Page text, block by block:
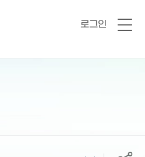
로그인
전